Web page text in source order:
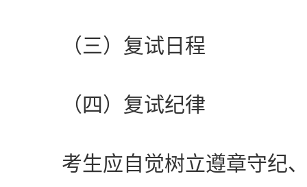
（三）复试日程
（四）复试纪律
考生应自觉树立遵章守纪、